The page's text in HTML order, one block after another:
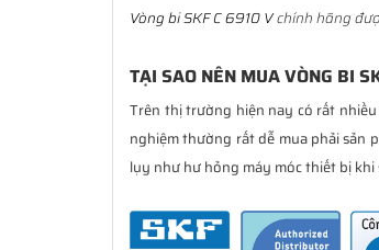
Vòng bi SKF C 6910 Vchính hãng
TẠI SAO NÊN MUA VÒNG BI
Trên thị trường hiện nay có rất
nghiệm thường rất dễ mua phải sản
lụy như hư hỏng máy móc thiết bị khi